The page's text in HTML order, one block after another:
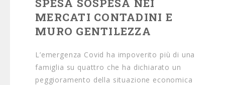
SPESA SOSPESA NEI
MERCATI CONTADINI E
MURO GENTILEZZA
L’emergenza Covid ha impoverito più di una
famiglia su quattro che ha dichiarato un
peggioramento della situazione economica